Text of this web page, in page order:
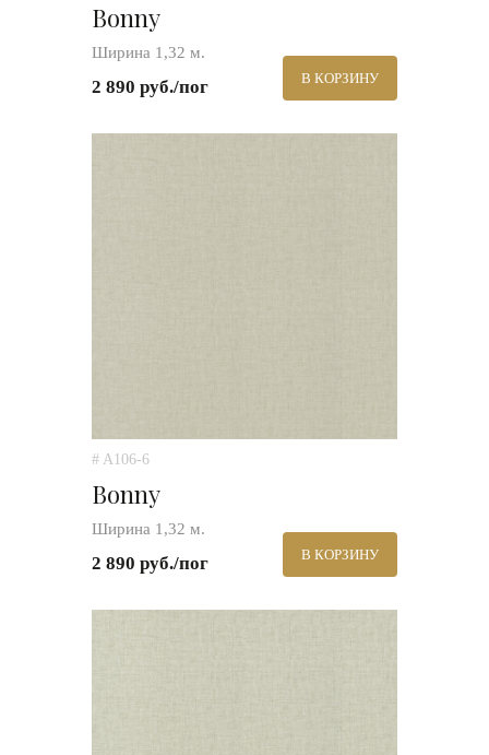
Bonny
Ширина 1,32 м.
2 890 руб./пог В КОРЗИНУ
# A106-6
Bonny
Ширина 1,32 м.
2 890 руб./пог В КОРЗИНУ